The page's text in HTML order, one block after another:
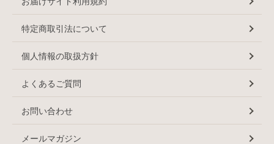
特定商取引法について
個人情報の取扱方針
よくあるご質問
お問い合わせ
メールマガジン